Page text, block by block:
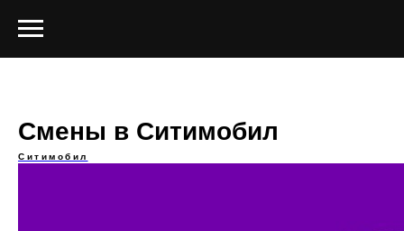
Смены в Ситимобил
Ситимобил